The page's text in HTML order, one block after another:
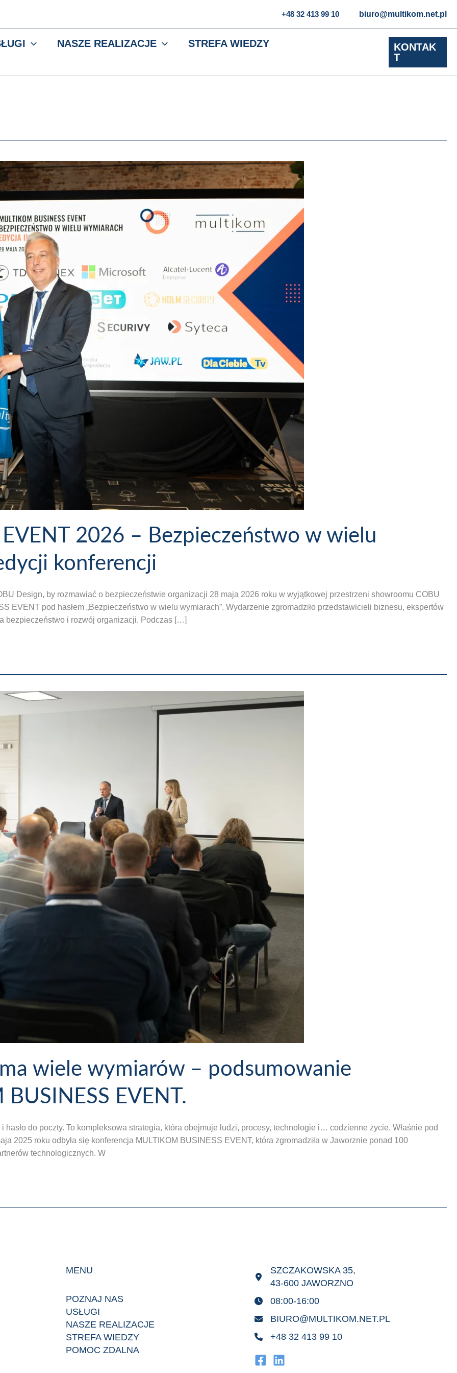
+48 32 413 99 10 biuro@multikom.net.pl
NASZE REALIZACJE
STREFA WIEDZY
KONTAK
T
2026 – Bezpieczeństwo w wielu
konferencji
Design, by rozmawiać o bezpieczeństwie organizacji 28 maja 2026 roku w wyjątkowej przestrzeni showroomu COBU
EVENT pod hasłem „Bezpieczeństwo w wielu wymiarach”. Wydarzenie zgromadziło przedstawicieli biznesu, ekspertów
bezpieczeństwo i rozwój organizacji. Podczas […]
wiele wymiarów – podsumowanie
EVENT.
do poczty. To kompleksowa strategia, która obejmuje ludzi, procesy, technologie i… codzienne życie. Właśnie pod
2025 roku odbyła się konferencja MULTIKOM BUSINESS EVENT, która zgromadziła w Jaworznie ponad 100
technologicznych. W
MENU
POZNAJ NAS
USŁUGI
NASZE REALIZACJE
STREFA WIEDZY
POMOC ZDALNA
SZCZAKOWSKA 35,
43-600 JAWORZNO
08:00-16:00
BIURO@MULTIKOM.NET.PL
+48 32 413 99 10